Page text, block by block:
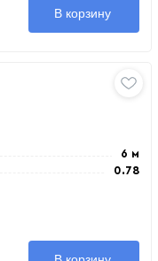
В корзину
6 м
0.78